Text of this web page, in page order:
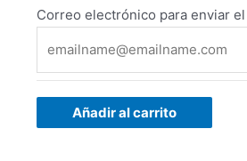
Correo electrónico para enviar
Añadir al carrito